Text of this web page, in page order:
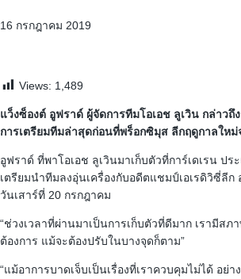
16 กรกฎาคม 2019
Views: 1,489
แว็งซ็องต์ อูฟราด์ ผู้จัดการทีมโอเอช ลูเวิน กล่าว
การเตรียมทีมล่าสุดก่อนที่พร็อกซิมุส ลีกฤดูกาลใหม่
อูฟราด์ ที่พาโอเอช ลูเวินมาเก็บตัวที่การ์เดเรน ปร
เตรียมนำทีมลงอุ่นเครื่องกับอดีตแชมป์เอเรดิวิซี่ลีก
วันเสาร์ที่ 20 กรกฎาคม
“ช่วงเวลาที่ผ่านมาเป็นการเก็บตัวที่ดีมาก เรามีสภ
ต้องการ แม้จะต้องปรับในบางจุดก็ตาม”
“แม้อาการบาดเจ็บเป็นเรื่องที่เราควบคุมไม่ได้ อย่